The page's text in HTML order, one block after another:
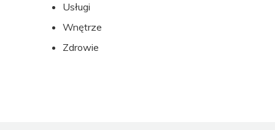
Usługi
Wnętrze
Zdrowie